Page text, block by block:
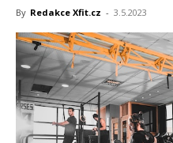
By Redakce Xfit.cz - 3.5.2023